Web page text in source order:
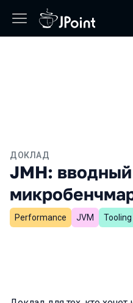
ДОКЛАД
JMH:
Performance JVM Tooling